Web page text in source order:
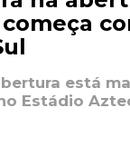
está
Estádio